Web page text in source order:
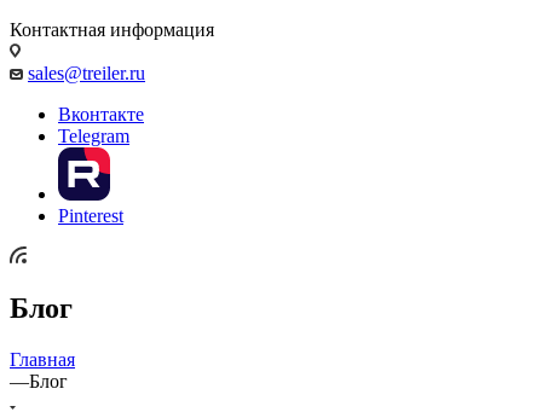
Контактная информация
sales@treiler.ru
Вконтакте
Telegram
Pinterest
Блог
Главная
—Блог